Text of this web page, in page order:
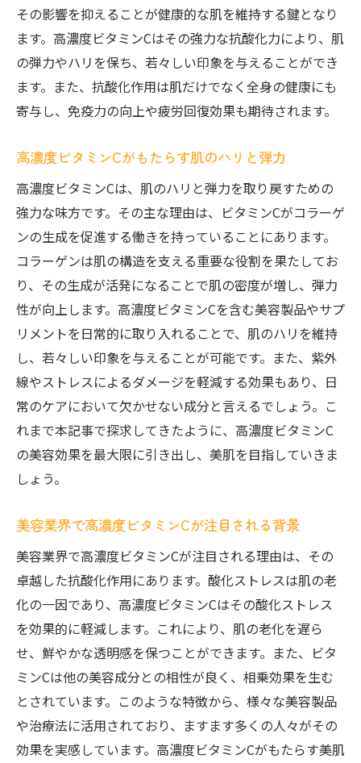
その影響を抑えることが健康的な肌を維持する鍵となり
ます。高濃度ビタミンCはその強力な抗酸化力により、肌
の弾力やハリを保ち、若々しい印象を与えることができ
ます。また、抗酸化作用は肌だけでなく全身の健康にも
寄与し、免疫力の向上や疲労回復効果も期待されます。
高濃度ビタミンCがもたらす肌のハリと弾力
高濃度ビタミンCは、肌のハリと弾力を取り戻すための
強力な味方です。その主な理由は、ビタミンCがコラーゲ
ンの生成を促進する働きを持っていることにあります。
コラーゲンは肌の構造を支える重要な役割を果たしてお
り、その生成が活発になることで肌の密度が増し、弾力
性が向上します。高濃度ビタミンCを含む美容製品やサプ
リメントを日常的に取り入れることで、肌のハリを維持
し、若々しい印象を与えることが可能です。また、紫外
線やストレスによるダメージを軽減する効果もあり、日
常のケアにおいて欠かせない成分と言えるでしょう。こ
れまで本記事で探求してきたように、高濃度ビタミンC
の美容効果を最大限に引き出し、美肌を目指していきま
しょう。
美容業界で高濃度ビタミンCが注目される背景
美容業界で高濃度ビタミンCが注目される理由は、その
卓越した抗酸化作用にあります。酸化ストレスは肌の老
化の一因であり、高濃度ビタミンCはその酸化ストレス
を効果的に軽減します。これにより、肌の老化を遅ら
せ、鮮やかな透明感を保つことができます。また、ビタ
ミンCは他の美容成分との相性が良く、相乗効果を生む
とされています。このような特徴から、様々な美容製品
や治療法に活用されており、ますます多くの人々がその
効果を実感しています。高濃度ビタミンCがもたらす美肌